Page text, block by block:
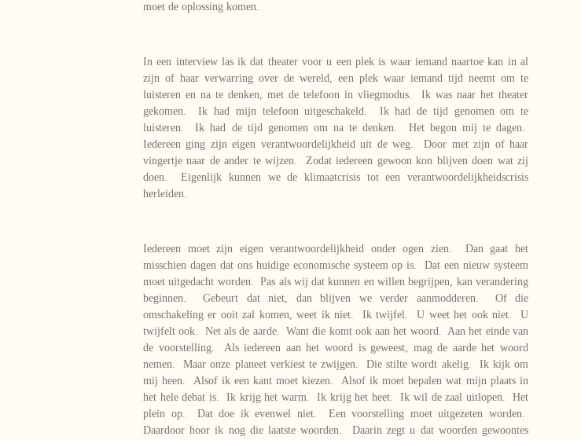
moet de oplossing komen.
In een interview las ik dat theater voor u een plek is waar iemand naartoe kan in al
zijn of haar verwarring over de wereld, een plek waar iemand tijd neemt om te
luisteren en na te denken, met de telefoon in vliegmodus. Ik was naar het theater
gekomen. Ik had mijn telefoon uitgeschakeld. Ik had de tijd genomen om te
luisteren. Ik had de tijd genomen om na te denken. Het begon mij te dagen.
Iedereen ging zijn eigen verantwoordelijkheid uit de weg. Door met zijn of haar
vingertje naar de ander te wijzen. Zodat iedereen gewoon kon blijven doen wat zij
doen. Eigenlijk kunnen we de klimaatcrisis tot een verantwoordelijkheidscrisis
herleiden.
Iedereen moet zijn eigen verantwoordelijkheid onder ogen zien. Dan gaat het
misschien dagen dat ons huidige economische systeem op is. Dat een nieuw systeem
moet uitgedacht worden. Pas als wij dat kunnen en willen begrijpen, kan verandering
beginnen. Gebeurt dat niet, dan blijven we verder aanmodderen. Of die
omschakeling er ooit zal komen, weet ik niet. Ik twijfel. U weet het ook niet. U
twijfelt ook. Net als de aarde. Want die komt ook aan het woord. Aan het einde van
de voorstelling. Als iedereen aan het woord is geweest, mag de aarde het woord
nemen. Maar onze planeet verkiest te zwijgen. Die stilte wordt akelig. Ik kijk om
mij heen. Alsof ik een kant moet kiezen. Alsof ik moet bepalen wat mijn plaats in
het hele debat is. Ik krijg het warm. Ik krijg het heet. Ik wil de zaal uitlopen. Het
plein op. Dat doe ik evenwel niet. Een voorstelling moet uitgezeten worden.
Daardoor hoor ik nog die laatste woorden. Daarin zegt u dat woorden gewoontes